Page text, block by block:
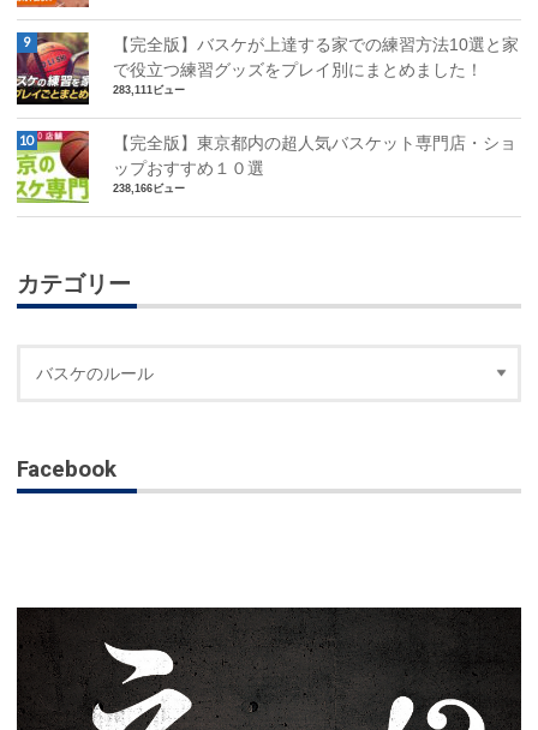
【完全版】バスケが上達する家での練習方法10選と家
で役立つ練習グッズをプレイ別にまとめました！
283,111ビュー
【完全版】東京都内の超人気バスケット専門店・ショ
ップおすすめ１０選
238,166ビュー
カテゴリー
Facebook